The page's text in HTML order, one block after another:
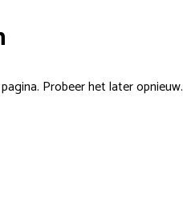
Probeer het later opnieuw.